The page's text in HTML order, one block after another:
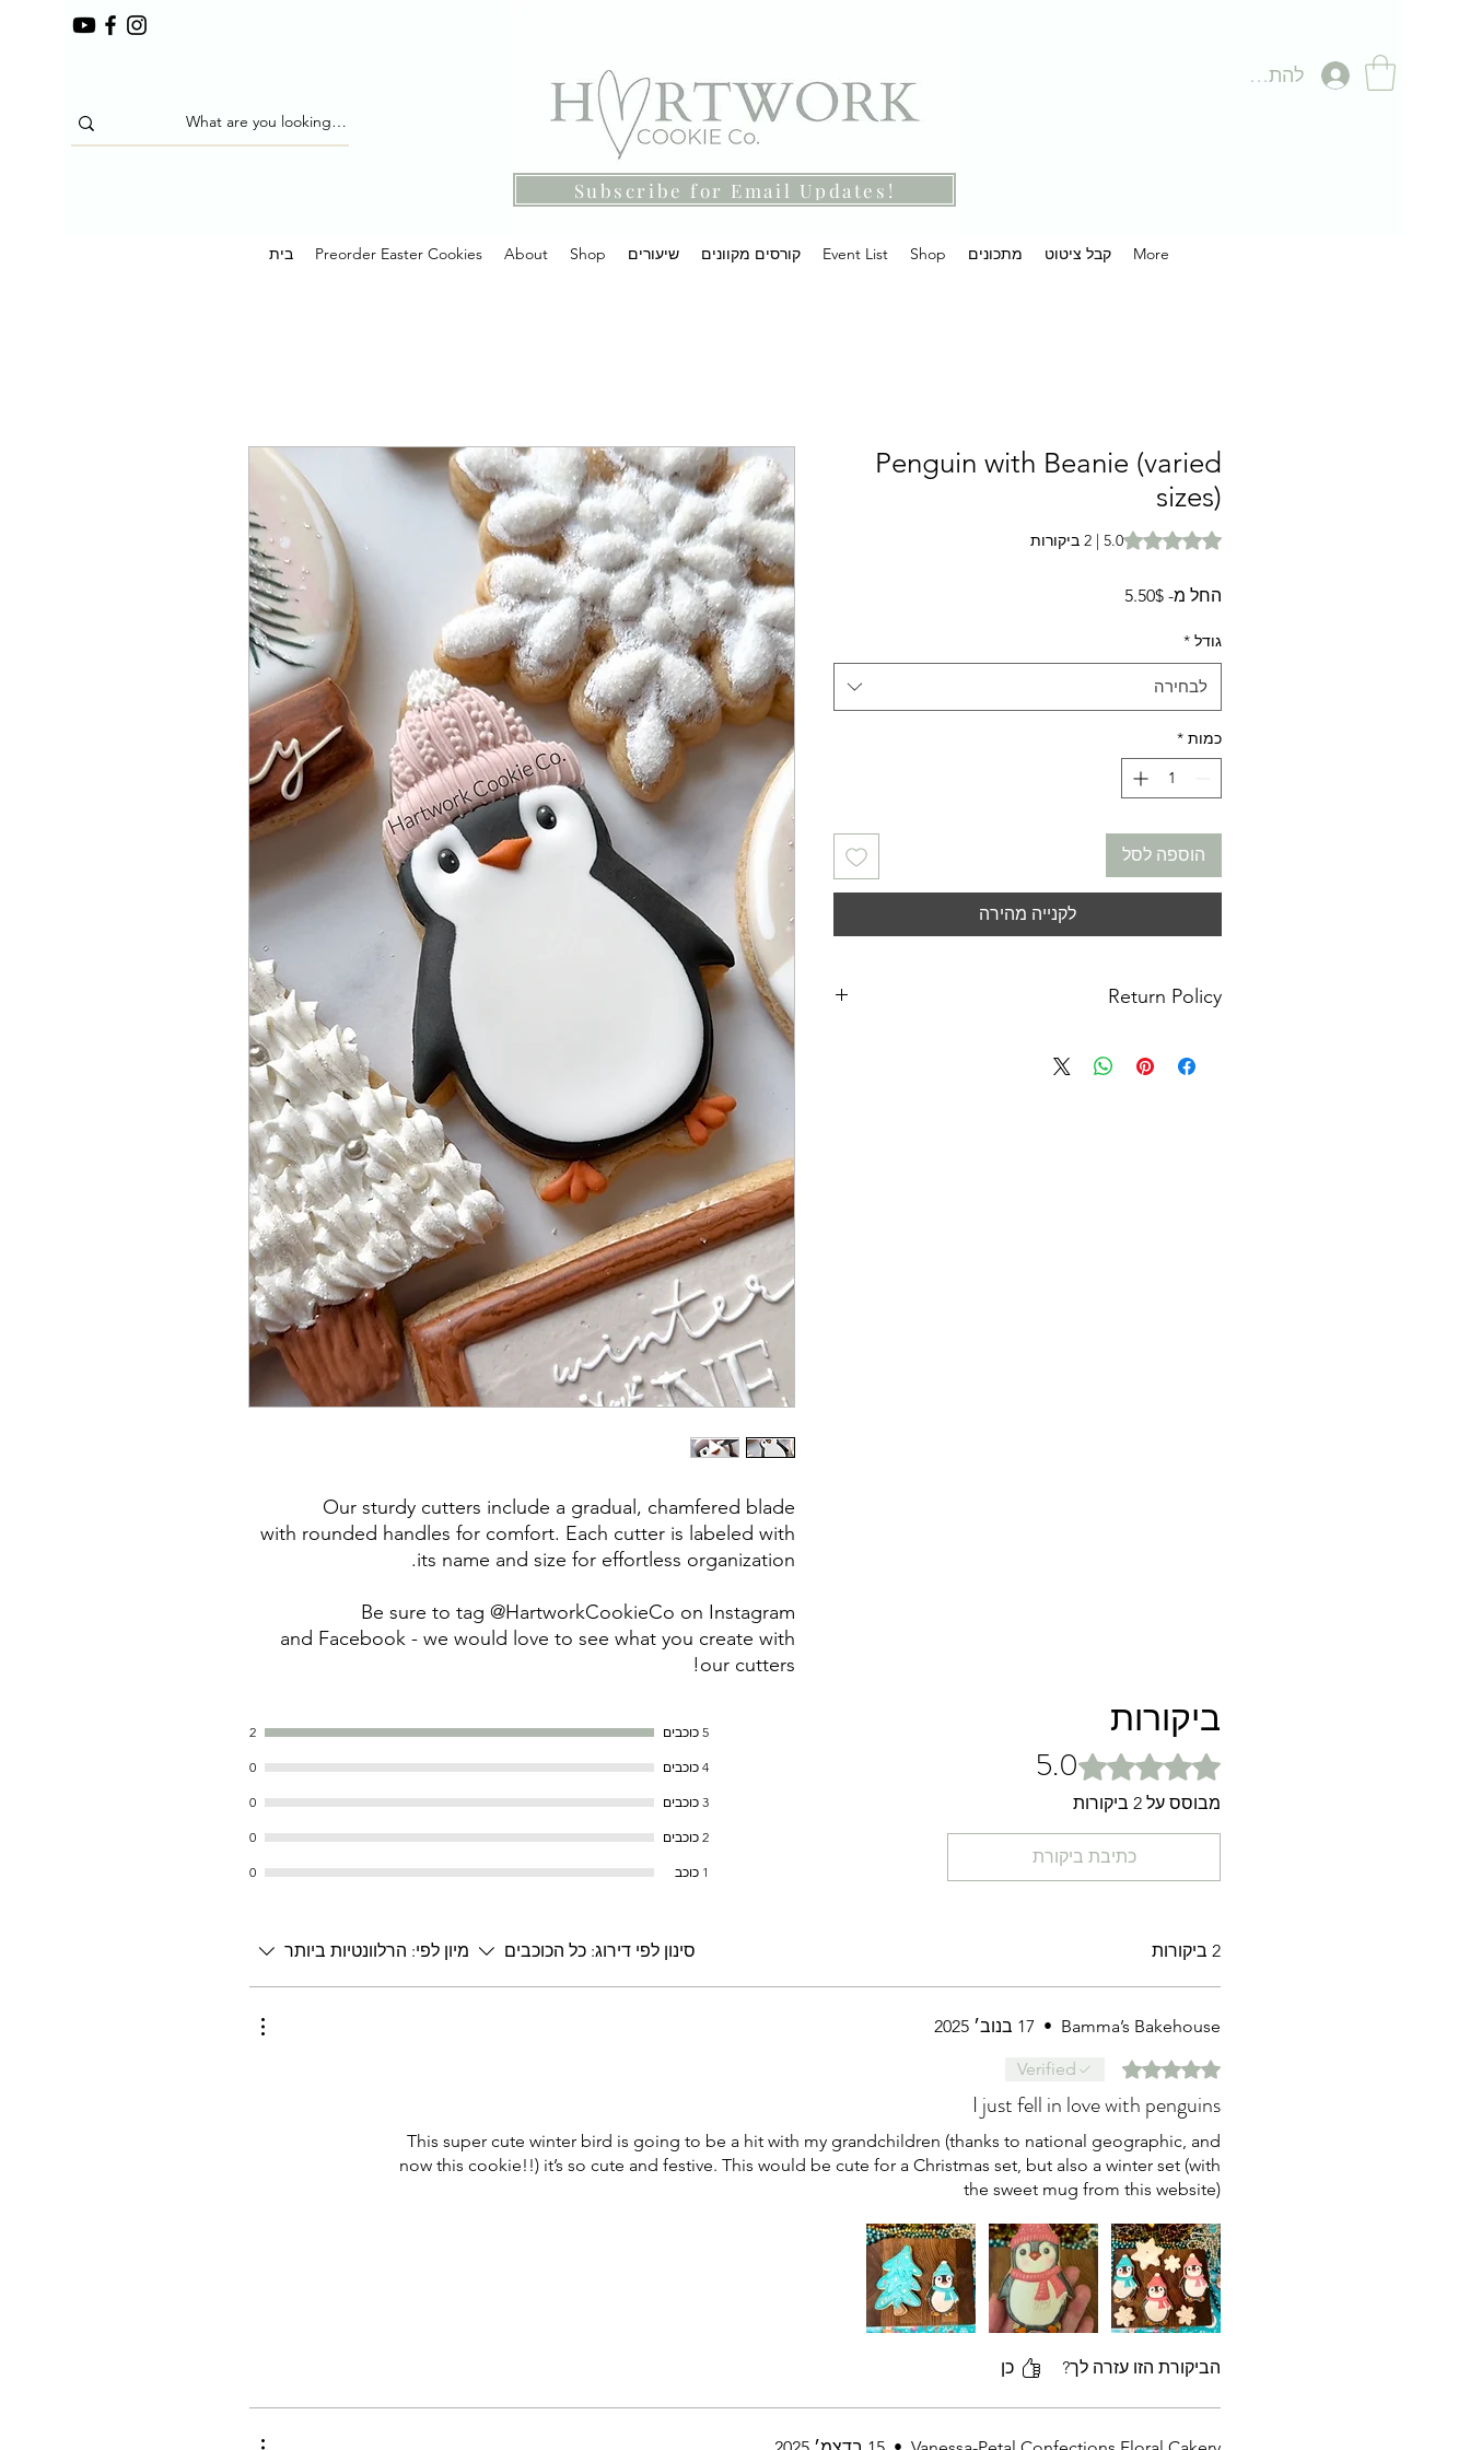
Subscribe for Email Updates!
להתחברות
בית Preorder Easter Cookies About Shop שיעורים קורסים מקוונים Event List Shop מתכונים קבל ציטוט More
Our sturdy cutters include a gradual, chamfered blade
with rounded handles for comfort. Each cutter is labeled with
its name and size for effortless organization.
Be sure to tag @HartworkCookieCo on Instagram
and Facebook - we would love to see what you create with
our cutters!
Penguin with Beanie (varied
sizes)
Rating is 5.0 out of five stars based on 2 reviews
5.0 | 2 ביקורות
החל מ- 5.50$מחיר
גודל *
לבחירה
כמות *
הוספה לסל
לקנייה מהירה
Return Policy
returns, exchanges or cancellations. Please contact me
ביקורות
דירוג של 5 מתוך 5 כוכבים. 5.0
מבוסס על 2 ביקורות
כתיבת ביקורת
5 כוכבים 2
4 כוכבים 0
3 כוכבים 0
2 כוכבים 0
1 כוכב 0
2 ביקורות סינון לפי דירוג: כל הכוכבים מיון לפי: הרלוונטיות ביותר
Bamma’s Bakehouse
• 17 בנוב׳ 2025
דירוג של 5 מתוך 5 כוכבים. Verified
I just fell in love with penguins
This super cute winter bird is going to be a hit with my grandchildren (thanks to national geographic, and
now this cookie!!) it’s so cute and festive. This would be cute for a Christmas set, but also a winter set (with
the sweet mug from this website)
הביקורת הזו עזרה לך? כן